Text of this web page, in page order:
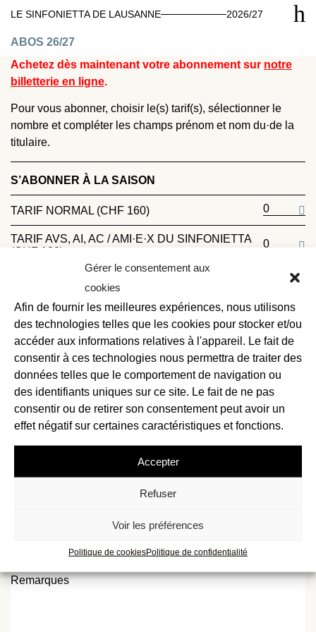
Gérer le consentement aux
cookies
Afin de fournir les meilleures expériences, nous utilisons
des technologies telles que les cookies pour stocker et/ou
accéder aux informations relatives à l'appareil. Le fait de
consentir à ces technologies nous permettra de traiter des
données telles que le comportement de navigation ou
des identifiants uniques sur ce site. Le fait de ne pas
consentir ou de retirer son consentement peut avoir un
effet négatif sur certaines caractéristiques et fonctions.
Accepter
Refuser
Voir les préférences
Politique de cookiesPolitique de confidentialité
LE SINFONIETTA DE LAUSANNE 2026/27
ABOS 26/27
Achetez dès maintenant votre abonnement sur notre
billetterie en ligne.
Pour vous abonner, choisir le(s) tarif(s), sélectionner le
nombre et compléter les champs prénom et nom du·de la
titulaire.
S’ABONNER À LA SAISON
TARIF NORMAL (CHF 160)
TARIF AVS, AI, AC / AMI·E·X DU SINFONIETTA
(CHF 130)
(10-25 ANS) (CHF 50)
Email
Address *
Montant à régler:CHF0 .–
Envoi et facture à:
Prénom * Nom *
NPA * Localité *
Remarques